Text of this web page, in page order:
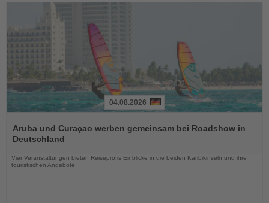
Sie
die
04.08.2026
Aruba und Curaçao werben gemeinsam bei Roadshow in
Deutschland
Vier Veranstaltungen bieten Reiseprofis Einblicke in die beiden Karibikinseln und ihre
touristischen Angebote